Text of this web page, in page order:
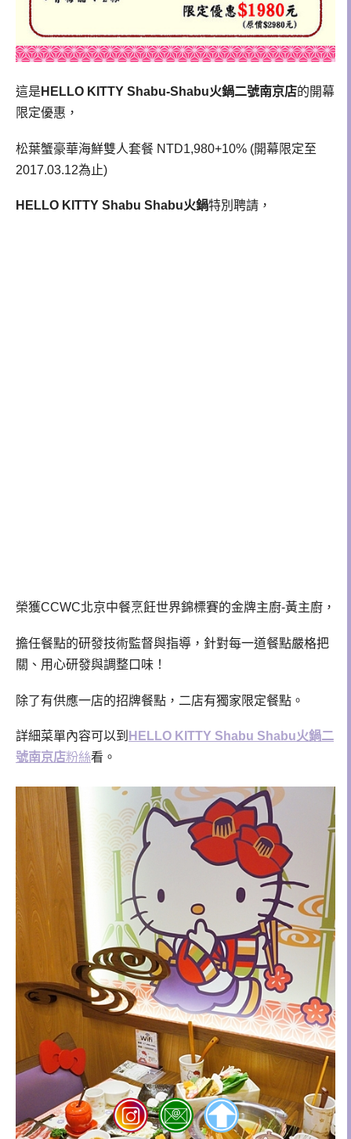
這是 HELLO KITTY Shabu-Shabu火鍋二號南京店的開幕
限定優惠，
松葉蟹豪華海鮮雙人套餐 NTD1,980+10% (開幕限定至
2017.03.12為止)
HELLO KITTY Shabu Shabu火鍋特別聘請，
榮獲CCWC北京中餐烹飪世界錦標賽的金牌主廚-黃主廚，
擔任餐點的研發技術監督與指導，針對每一道餐點嚴格把
關、用心研發與調整口味！
除了有供應一店的招牌餐點，二店有獨家限定餐點。
詳細菜單內容可以到 HELLO KITTY Shabu Shabu火鍋二
號南京店粉絲看。